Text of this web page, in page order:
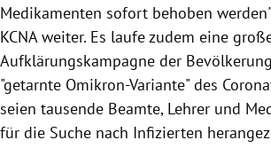
Medikamenten sofort behoben
KCNA weiter. Es laufe zudem eine
Aufklärungskampagne der
"getarnte Omikron-Variante" des
seien tausende Beamte, Lehrer und
für die Suche nach Infizierten